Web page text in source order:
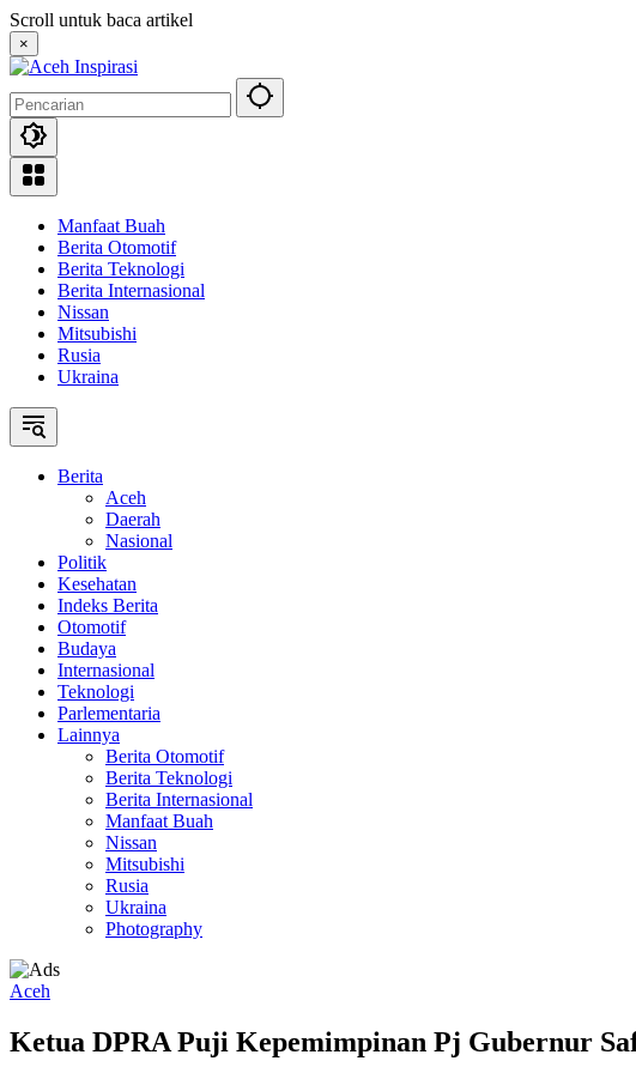
Langsung
ke
konten
Scroll untuk baca artikel
×
Manfaat Buah
Berita Otomotif
Berita Teknologi
Berita Internasional
Nissan
Mitsubishi
Rusia
Ukraina
Berita
Aceh
Daerah
Nasional
Politik
Kesehatan
Indeks Berita
Otomotif
Budaya
Internasional
Teknologi
Parlementaria
Lainnya
Berita Otomotif
Berita Teknologi
Berita Internasional
Manfaat Buah
Nissan
Mitsubishi
Rusia
Ukraina
Photography
Aceh
Ketua DPRA Puji Kepemimpinan Pj Gubernur